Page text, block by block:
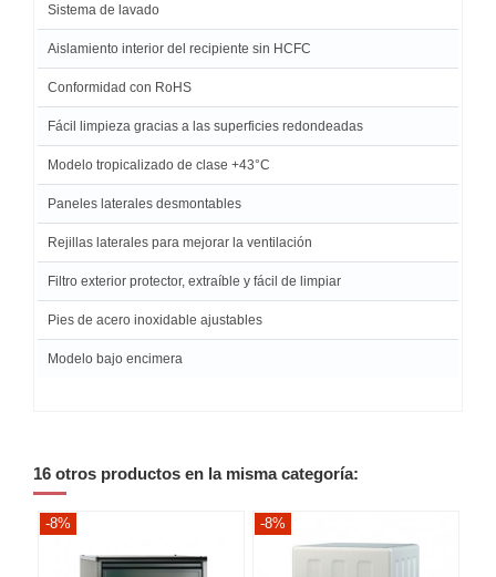
Sistema de lavado
Aislamiento interior del recipiente sin HCFC
Conformidad con RoHS
Fácil limpieza gracias a las superficies redondeadas
Modelo tropicalizado de clase +43°C
Paneles laterales desmontables
Rejillas laterales para mejorar la ventilación
Filtro exterior protector, extraíble y fácil de limpiar
Pies de acero inoxidable ajustables
Modelo bajo encimera
16 otros productos en la misma categoría:
-8% -8%